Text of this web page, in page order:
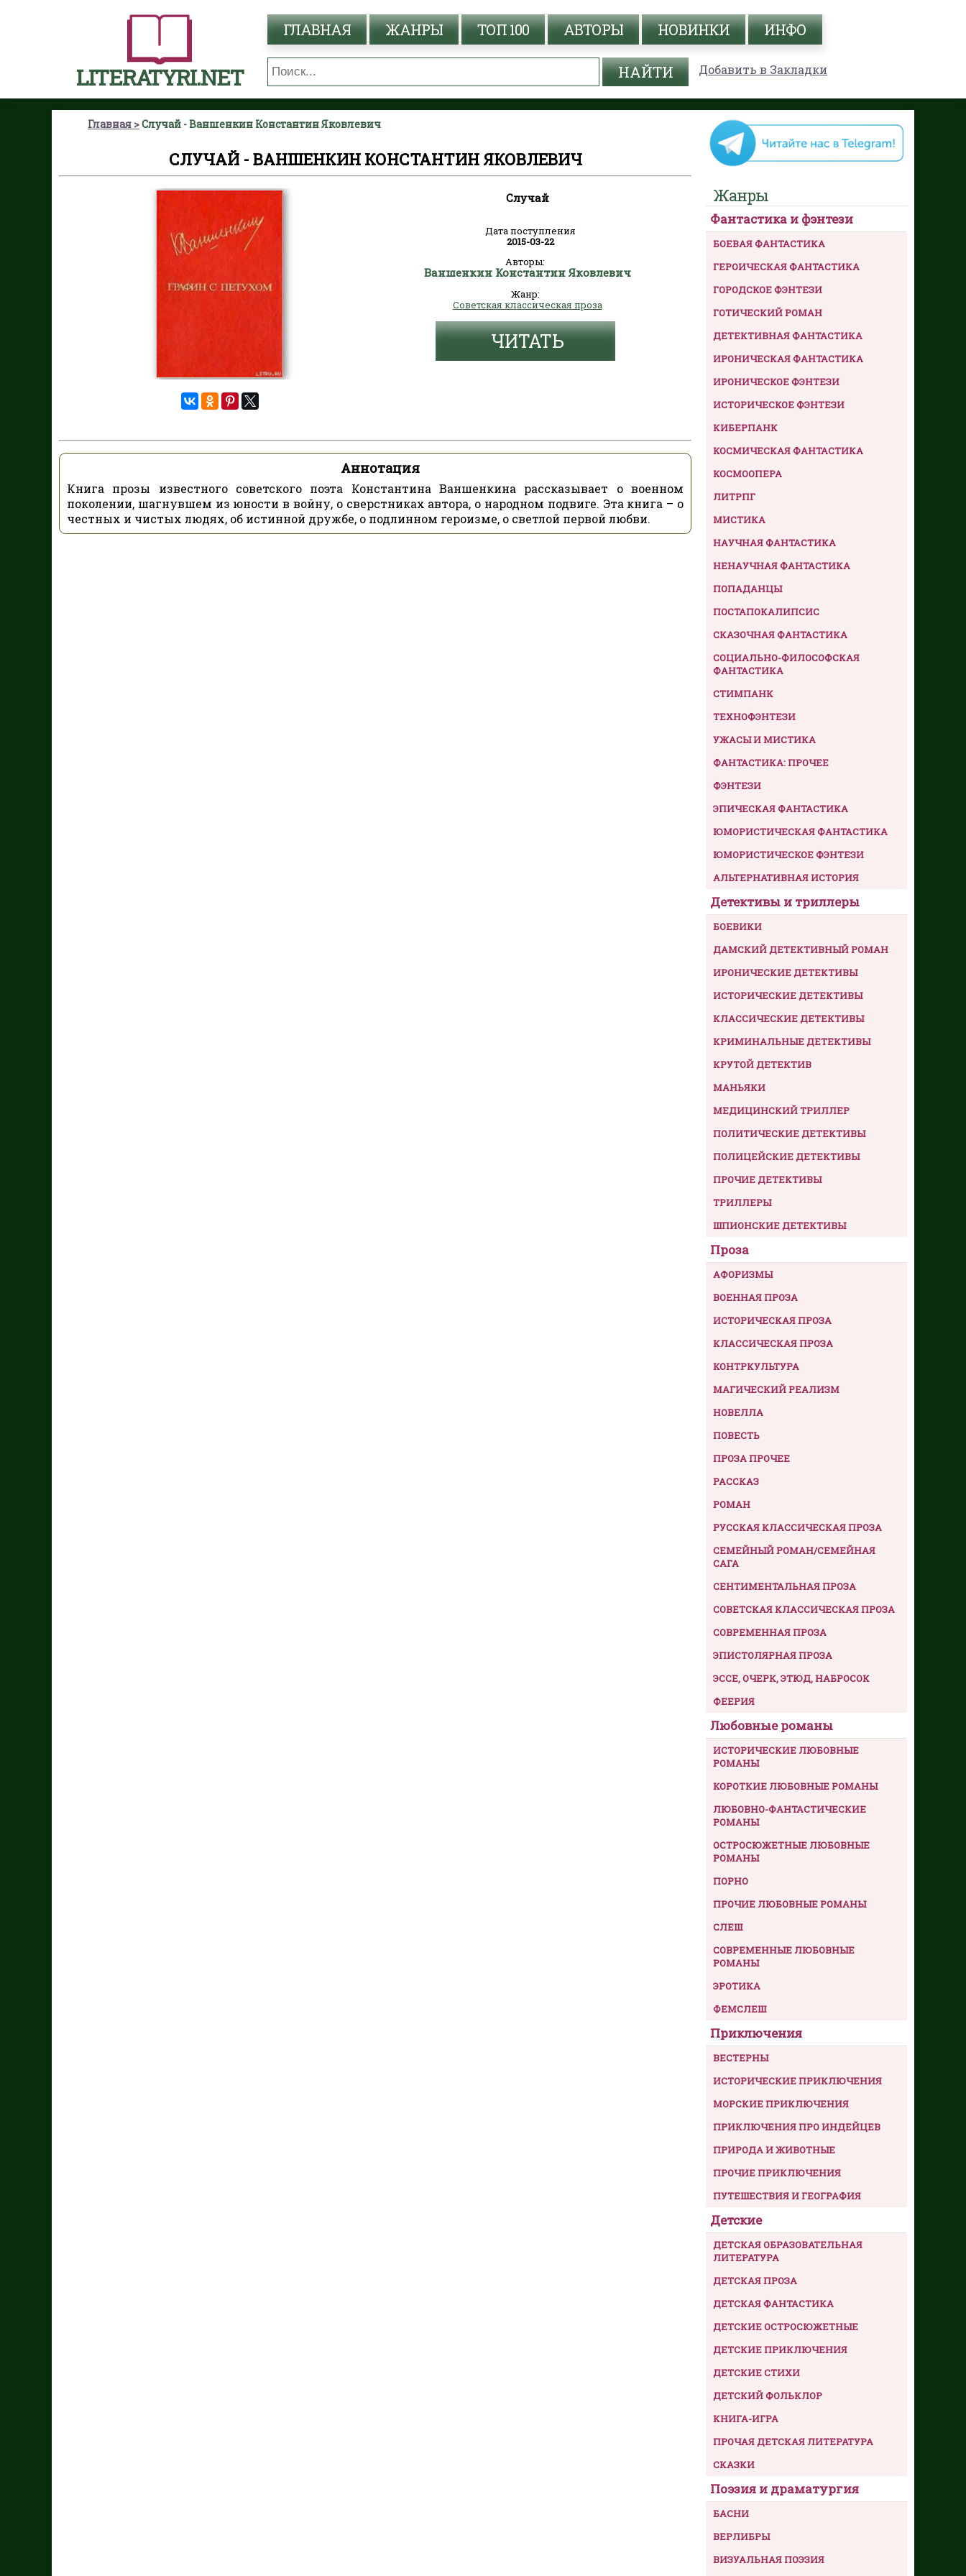
LITERATYRI.NET
ГЛАВНАЯ ЖАНРЫ ТОП 100 АВТОРЫ НОВИНКИ ИНФО
Добавить в Закладки
Главная Случай - Ваншенкин Константин Яковлевич
СЛУЧАЙ - ВАНШЕНКИН КОНСТАНТИН ЯКОВЛЕВИЧ
Случай
Дата поступления
2015-03-22
Авторы:
Ваншенкин Константин Яковлевич
Жанр:
Советская классическая проза
ЧИТАТЬ
Аннотация
Книга прозы известного советского поэта Константина Ваншенкина рассказывает о военном
поколении, шагнувшем из юности в войну, о сверстниках автора, о народном подвиге. Эта книга – о
честных и чистых людях, об истинной дружбе, о подлинном героизме, о светлой первой любви.
Жанры
Фантастика и фэнтези
БОЕВАЯ ФАНТАСТИКА
ГЕРОИЧЕСКАЯ ФАНТАСТИКА
ГОРОДСКОЕ ФЭНТЕЗИ
ГОТИЧЕСКИЙ РОМАН
ДЕТЕКТИВНАЯ ФАНТАСТИКА
ИРОНИЧЕСКАЯ ФАНТАСТИКА
ИРОНИЧЕСКОЕ ФЭНТЕЗИ
ИСТОРИЧЕСКОЕ ФЭНТЕЗИ
КИБЕРПАНК
КОСМИЧЕСКАЯ ФАНТАСТИКА
КОСМООПЕРА
ЛИТРПГ
МИСТИКА
НАУЧНАЯ ФАНТАСТИКА
НЕНАУЧНАЯ ФАНТАСТИКА
ПОПАДАНЦЫ
ПОСТАПОКАЛИПСИС
СКАЗОЧНАЯ ФАНТАСТИКА
СОЦИАЛЬНО-ФИЛОСОФСКАЯ
ФАНТАСТИКА
СТИМПАНК
ТЕХНОФЭНТЕЗИ
УЖАСЫ И МИСТИКА
ФАНТАСТИКА: ПРОЧЕЕ
ФЭНТЕЗИ
ЭПИЧЕСКАЯ ФАНТАСТИКА
ЮМОРИСТИЧЕСКАЯ ФАНТАСТИКА
ЮМОРИСТИЧЕСКОЕ ФЭНТЕЗИ
АЛЬТЕРНАТИВНАЯ ИСТОРИЯ
Детективы и триллеры
БОЕВИКИ
ДАМСКИЙ ДЕТЕКТИВНЫЙ РОМАН
ИРОНИЧЕСКИЕ ДЕТЕКТИВЫ
ИСТОРИЧЕСКИЕ ДЕТЕКТИВЫ
КЛАССИЧЕСКИЕ ДЕТЕКТИВЫ
КРИМИНАЛЬНЫЕ ДЕТЕКТИВЫ
КРУТОЙ ДЕТЕКТИВ
МАНЬЯКИ
МЕДИЦИНСКИЙ ТРИЛЛЕР
ПОЛИТИЧЕСКИЕ ДЕТЕКТИВЫ
ПОЛИЦЕЙСКИЕ ДЕТЕКТИВЫ
ПРОЧИЕ ДЕТЕКТИВЫ
ТРИЛЛЕРЫ
ШПИОНСКИЕ ДЕТЕКТИВЫ
Проза
АФОРИЗМЫ
ВОЕННАЯ ПРОЗА
ИСТОРИЧЕСКАЯ ПРОЗА
КЛАССИЧЕСКАЯ ПРОЗА
КОНТРКУЛЬТУРА
МАГИЧЕСКИЙ РЕАЛИЗМ
НОВЕЛЛА
ПОВЕСТЬ
ПРОЗА ПРОЧЕЕ
РАССКАЗ
РОМАН
РУССКАЯ КЛАССИЧЕСКАЯ ПРОЗА
СЕМЕЙНЫЙ РОМАН/СЕМЕЙНАЯ
САГА
СЕНТИМЕНТАЛЬНАЯ ПРОЗА
СОВЕТСКАЯ КЛАССИЧЕСКАЯ ПРОЗА
СОВРЕМЕННАЯ ПРОЗА
ЭПИСТОЛЯРНАЯ ПРОЗА
ЭССЕ, ОЧЕРК, ЭТЮД, НАБРОСОК
ФЕЕРИЯ
Любовные романы
ИСТОРИЧЕСКИЕ ЛЮБОВНЫЕ
РОМАНЫ
КОРОТКИЕ ЛЮБОВНЫЕ РОМАНЫ
ЛЮБОВНО-ФАНТАСТИЧЕСКИЕ
РОМАНЫ
ОСТРОСЮЖЕТНЫЕ ЛЮБОВНЫЕ
РОМАНЫ
ПОРНО
ПРОЧИЕ ЛЮБОВНЫЕ РОМАНЫ
СЛЕШ
СОВРЕМЕННЫЕ ЛЮБОВНЫЕ
РОМАНЫ
ЭРОТИКА
ФЕМСЛЕШ
Приключения
ВЕСТЕРНЫ
ИСТОРИЧЕСКИЕ ПРИКЛЮЧЕНИЯ
МОРСКИЕ ПРИКЛЮЧЕНИЯ
ПРИКЛЮЧЕНИЯ ПРО ИНДЕЙЦЕВ
ПРИРОДА И ЖИВОТНЫЕ
ПРОЧИЕ ПРИКЛЮЧЕНИЯ
ПУТЕШЕСТВИЯ И ГЕОГРАФИЯ
Детские
ДЕТСКАЯ ОБРАЗОВАТЕЛЬНАЯ
ЛИТЕРАТУРА
ДЕТСКАЯ ПРОЗА
ДЕТСКАЯ ФАНТАСТИКА
ДЕТСКИЕ ОСТРОСЮЖЕТНЫЕ
ДЕТСКИЕ ПРИКЛЮЧЕНИЯ
ДЕТСКИЕ СТИХИ
ДЕТСКИЙ ФОЛЬКЛОР
КНИГА-ИГРА
ПРОЧАЯ ДЕТСКАЯ ЛИТЕРАТУРА
СКАЗКИ
Поэзия и драматургия
БАСНИ
ВЕРЛИБРЫ
ВИЗУАЛЬНАЯ ПОЭЗИЯ